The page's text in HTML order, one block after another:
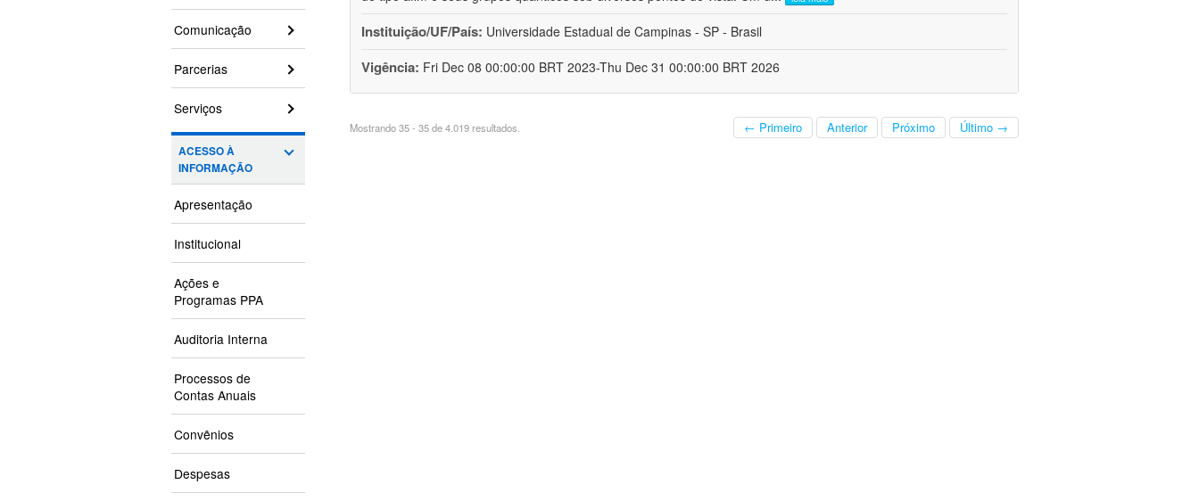
Comunicação
Parcerias
Serviços
ACESSO À
INFORMAÇÃO
Apresentação
Institucional
Ações e
Programas PPA
Auditoria Interna
Processos de
Contas Anuais
Convênios
Despesas
Instituição/UF/País: Universidade Estadual de Campinas - SP - Brasil
Vigência: Fri Dec 08 00:00:00 BRT 2023-Thu Dec 31 00:00:00 BRT 2026
Mostrando 35 - 35 de 4.019 resultados. ← Primeiro Anterior Próximo Último →